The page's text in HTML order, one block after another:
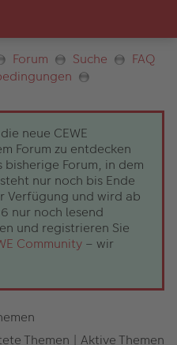
Forum Suche
FAQ
neue CEWE
Forum zu entdecken
Forum, in dem
nur noch bis Ende
Verfügung und wird ab
nur noch lesend
und registrieren Sie
Community – wir
Themen | Aktive Themen